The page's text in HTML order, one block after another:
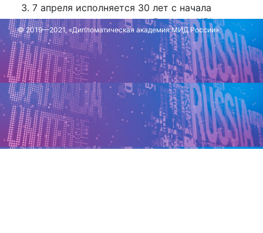
7 апреля исполняется 30 лет с начала
геноцида народа тутси в Руанде. –URL:
https://t.me/MariaVladimirovnaZakharova/7786
Обновлено: 8 апреля 2024 г.
© 2019—2021, «Дипломатическая академия МИД России»